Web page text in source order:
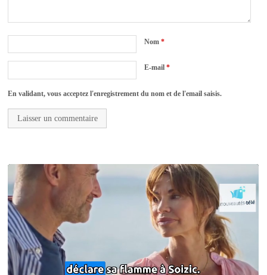
Nom*
E-mail*
En validant, vous acceptez l'enregistrement du nom et de l'email saisis.